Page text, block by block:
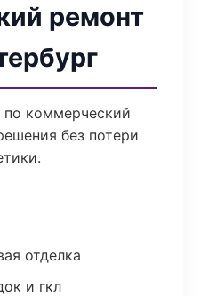
ремонт
коммерческий
без потери
отделка
и гкл